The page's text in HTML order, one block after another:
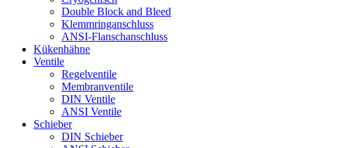
Double Block and Bleed
Klemmringanschluss
ANSI-Flanschanschluss
Kükenhähne
Ventile
Regelventile
Membranventile
DIN Ventile
ANSI Ventile
Schieber
DIN Schieber